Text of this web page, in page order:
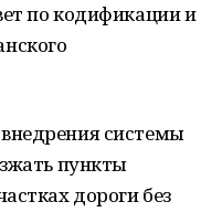
по кодификации и
системы
пункты
дороги без